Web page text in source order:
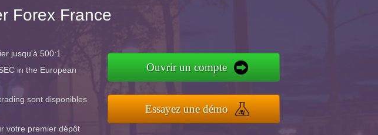
Forex France
jusqu'à 500:1
in the European
sont disponibles
votre premier dépôt
Ouvrir un compte
Essayez une démo